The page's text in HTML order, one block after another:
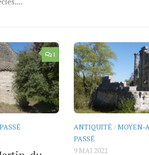
1
ANTIQUITÉ /MOYEN-
PASSÉ
9 MAI 2022